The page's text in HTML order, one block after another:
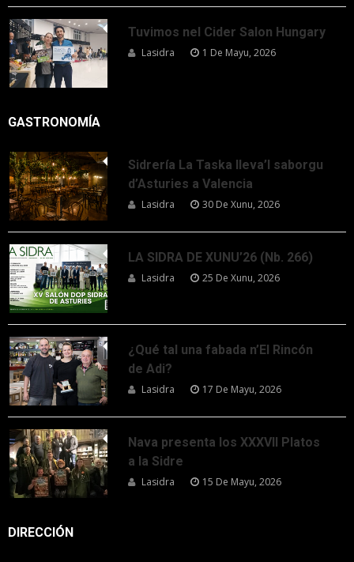
Tuvimos nel Cider Salon Hungary
Lasidra 1 De Mayu, 2026
GASTRONOMÍA
Sidrería La Taska lleva’l saborgu
d’Asturies a Valencia
Lasidra 30 De Xunu, 2026
LA SIDRA DE XUNU’26 (Nb. 266)
Lasidra 25 De Xunu, 2026
¿Qué tal una fabada n’El Rincón
de Adi?
Lasidra 17 De Mayu, 2026
Nava presenta los XXXVII Platos
a la Sidre
Lasidra 15 De Mayu, 2026
DIRECCIÓN